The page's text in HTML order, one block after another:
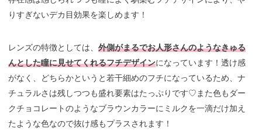
りすぎないデカ目効果を楽しめます！
レンズの特徴としては、外側がまるでお人形さんのようなきゅる
んとした瞳に見せてくれるフチデザインになっています！透け感
がなく、どちらかというと若干細めのフチになっているため、ナ
チュラルさは残しつつも盛れ要素はたっぷりです♡また色もダー
クチョコレートのようなブラウンカラーにミルクを一滴だけ加え
たような色なので抜け感もプラスされます！